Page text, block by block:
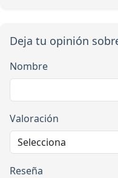
Deja tu opinión sobre
Nombre
Valoración
Reseña